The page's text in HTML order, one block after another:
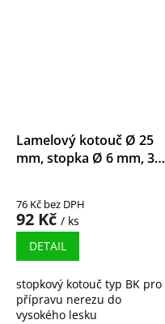
Lamelový kotouč Ø 25
mm, stopka Ø 6 mm, 3M
76 Kč bez DPH
92 Kč / ks
DETAIL
stopkový kotouč typ BK pro
přípravu nerezu do
vysokého lesku